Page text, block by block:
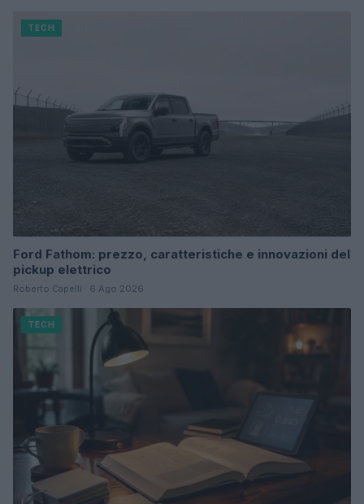
TECH
Ford Fathom: prezzo, caratteristiche e innovazioni del
pickup elettrico
Roberto Capelli · 6 Ago 2026
TECH